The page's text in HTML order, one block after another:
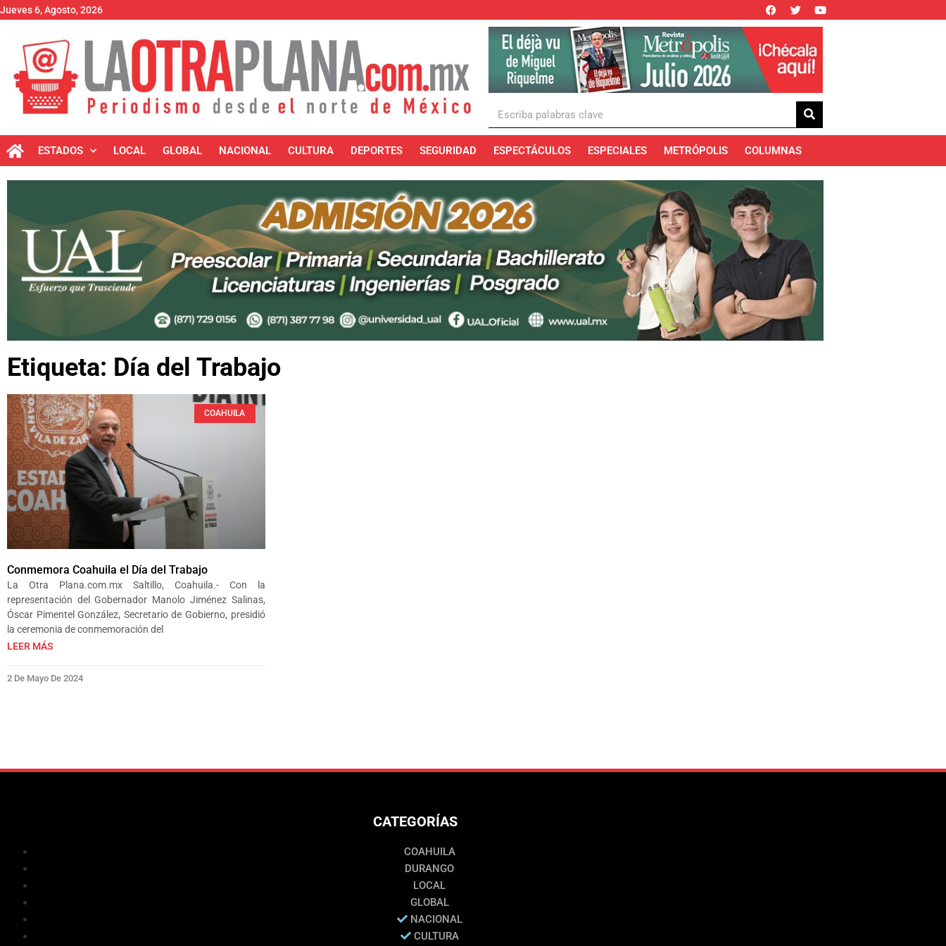
Jueves 6, Agosto, 2026
ESTADOS LOCAL GLOBAL NACIONAL CULTURA DEPORTES SEGURIDAD ESPECTÁCULOS ESPECIALES METRÓPOLIS COLUMNAS
Etiqueta: Día del Trabajo
COAHUILA
Conmemora Coahuila el Día del Trabajo
La Otra Plana.com.mx Saltillo, Coahuila.- Con la
representación del Gobernador Manolo Jiménez Salinas,
Óscar Pimentel González, Secretario de Gobierno, presidió
la ceremonia de conmemoración del
LEER MÁS
2 De Mayo De 2024
CATEGORÍAS
COAHUILA
DURANGO
LOCAL
GLOBAL
NACIONAL
CULTURA